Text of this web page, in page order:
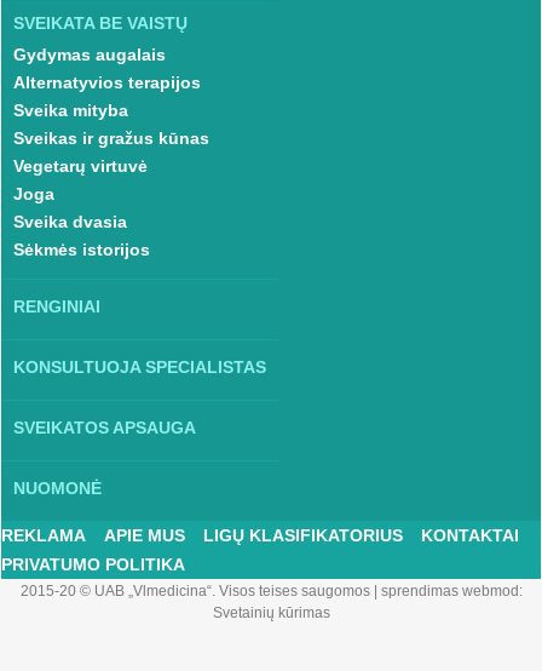
SVEIKATA BE VAISTŲ
Gydymas augalais
Alternatyvios terapijos
Sveika mityba
Sveikas ir gražus kūnas
Vegetarų virtuvė
Joga
Sveika dvasia
Sėkmės istorijos
RENGINIAI
KONSULTUOJA SPECIALISTAS
SVEIKATOS APSAUGA
NUOMONĖ
REKLAMA APIE MUS LIGŲ KLASIFIKATORIUS
KONTAKTAI
PRIVATUMO POLITIKA
2015-20 © UAB „Vlmedicina“. Visos teises saugomos| sprendimas webmod:
Svetainių kūrimas